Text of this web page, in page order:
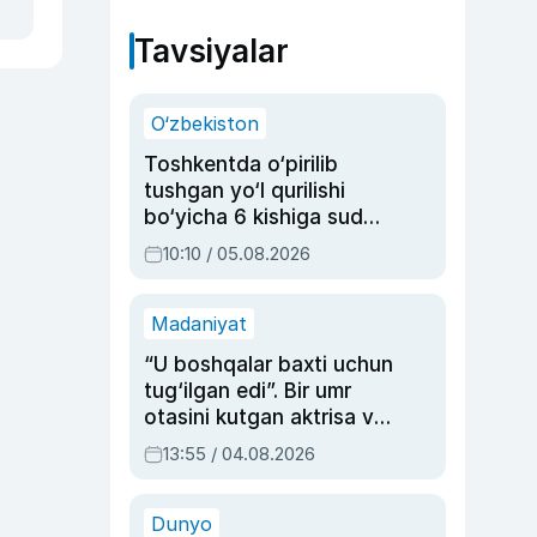
Tavsiyalar
O‘zbekiston
Toshkentda o‘pirilib
tushgan yo‘l qurilishi
bo‘yicha 6 kishiga sud
hukmi o‘qildi
10:10 / 05.08.2026
Madaniyat
“U boshqalar baxti uchun
tug‘ilgan edi”. Bir umr
otasini kutgan aktrisa va
dublyaj ustasi Rimma
Ahmedovaning
13:55 / 04.08.2026
Dunyo